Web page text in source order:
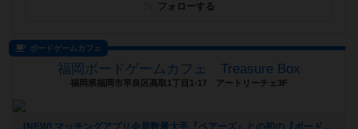
フォローする
ボードゲームカフェ
福岡ボードゲームカフェ Treasure Box
福岡県福岡市早良区高取1丁目1-17 アートリーチェ3F
[NEW] マッチングアプリ会員数最大手『ペアーズ』との初の【ボードゲームマッチングイベント】開催決定‼️（2026年01月06日 16時43分）